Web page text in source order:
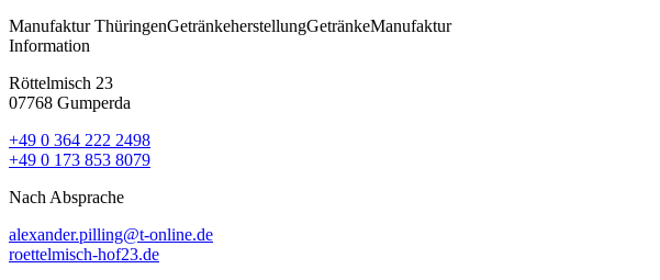
Manufaktur ThüringenGetränkeherstellungGetränkeManufaktur
Information
Röttelmisch 23
07768 Gumperda
+49 0 364 222 2498
+49 0 173 853 8079
Nach Absprache
alexander.pilling@t-online.de
roettelmisch-hof23.de